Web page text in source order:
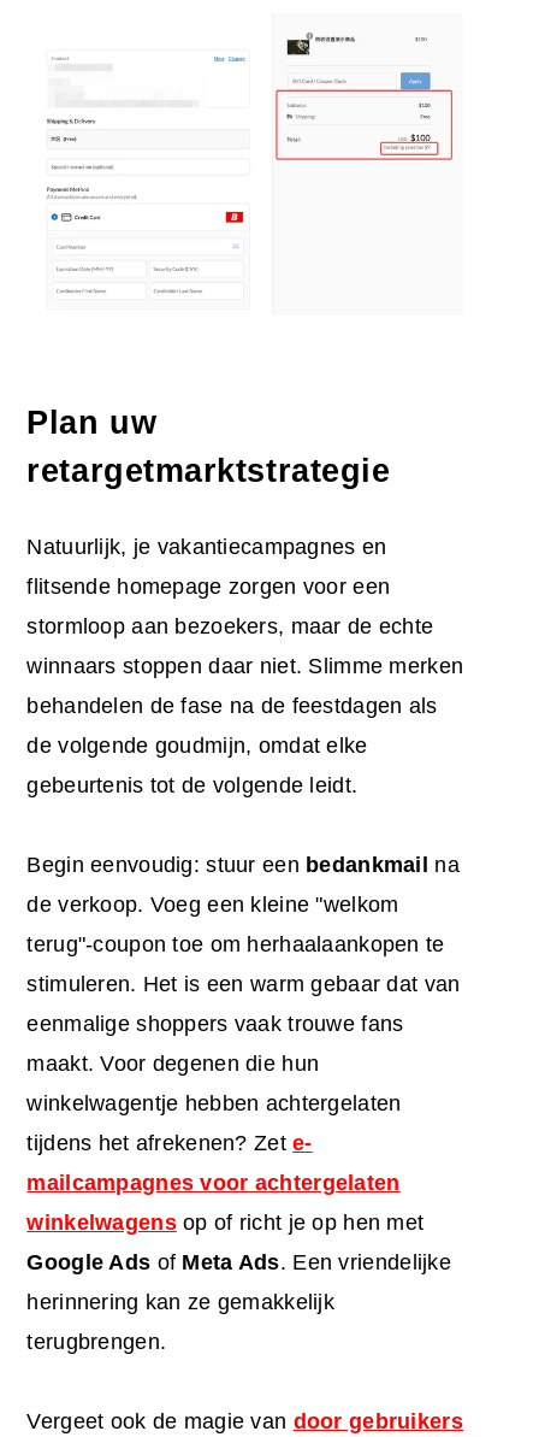
Plan uw
retargetmarktstrategie
Natuurlijk, je vakantiecampagnes en
flitsende homepage zorgen voor een
stormloop aan bezoekers, maar de echte
winnaars stoppen daar niet. Slimme merken
behandelen de fase na de feestdagen als
de volgende goudmijn, omdat elke
gebeurtenis tot de volgende leidt.
Begin eenvoudig: stuur een bedankmail na
de verkoop. Voeg een kleine "welkom
terug"-coupon toe om herhaalaankopen te
stimuleren. Het is een warm gebaar dat van
eenmalige shoppers vaak trouwe fans
maakt. Voor degenen die hun
winkelwagentje hebben achtergelaten
tijdens het afrekenen? Zete-
mailcampagnes voor achtergelaten
winkelwagensop of richt je op hen met
Google Ads of Meta Ads. Een vriendelijke
herinnering kan ze gemakkelijk
terugbrengen.
Vergeet ook de magie van door gebruikers